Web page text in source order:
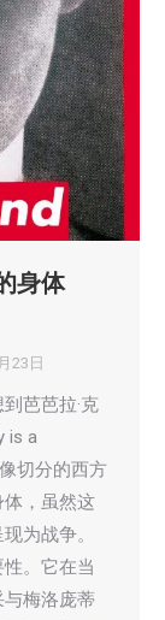
身体
23日
芭芭拉·克
is a
切分的西方
，虽然这
为战争。
。它在当
梅洛庞蒂